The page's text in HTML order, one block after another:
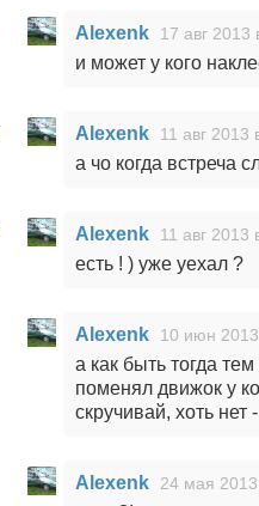
Alexenk 17 авг 2013
и может у кого
Alexenk 11 авг 2013
а чо когда встреча
Alexenk 11 авг 2013
есть ! ) уже уехал ?
Alexenk 10 июн
а как быть тогда
поменял движок у
скручивай, хоть
Alexenk 24 мая